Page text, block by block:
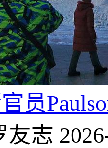
员
友志